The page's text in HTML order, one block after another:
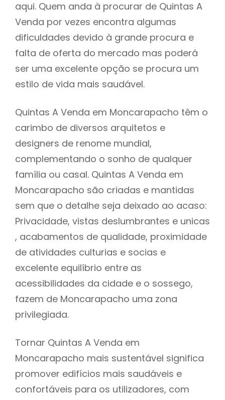
aqui. Quem anda à procurar de Quintas A
Venda por vezes encontra algumas
dificuldades devido à grande procura e
falta de oferta do mercado mas poderá
ser uma excelente opção se procura um
estilo de vida mais saudável.
Quintas A Venda em Moncarapacho têm o
carimbo de diversos arquitetos e
designers de renome mundial,
complementando o sonho de qualquer
família ou casal. Quintas A Venda em
Moncarapacho são criadas e mantidas
sem que o detalhe seja deixado ao acaso:
Privacidade, vistas deslumbrantes e unicas
, acabamentos de qualidade, proximidade
de atividades culturias e socias e
excelente equilíbrio entre as
acessibilidades da cidade e o sossego,
fazem de Moncarapacho uma zona
privilegiada.
Tornar Quintas A Venda em
Moncarapacho mais sustentável significa
promover edifícios mais saudáveis e
confortáveis para os utilizadores, com